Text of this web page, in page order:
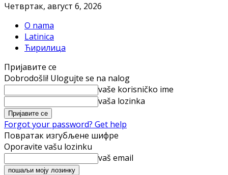
Четвртак, август 6, 2026
O nama
Latinica
Ћирилица
Пријавите се
Dobrodošli! Ulogujte se na nalog
vaše korisničko ime
vaša lozinka
Forgot your password? Get help
Повратак изгубљене шифре
Oporavite vašu lozinku
vaš email